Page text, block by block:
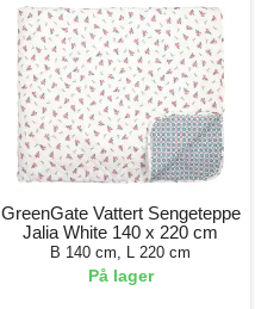
GreenGate Vattert Sengeteppe
Jalia White 140 x 220 cm
B 140 cm, L 220 cm
På lager